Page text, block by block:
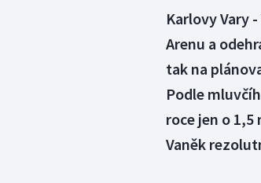
Karlovy Vary
Arenu a
tak na
Podle
roce jen o
Vaněk